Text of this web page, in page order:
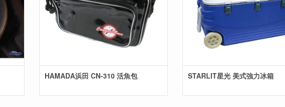
HAMADA浜田 CN-310 活魚包 STARLIT星光 美式強力冰箱